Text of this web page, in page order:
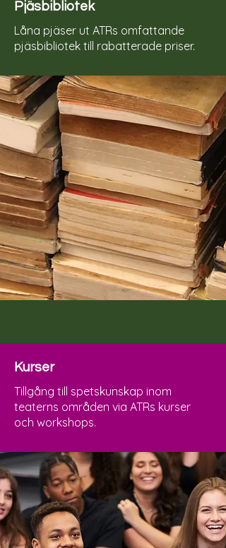
Pjäsbibliotek
Låna pjäser ut ATRs omfattande
pjäsbibliotek till rabatterade priser.
Kurser
Tillgång till spetskunskap inom
teaterns områden via ATRs kurser
och workshops.